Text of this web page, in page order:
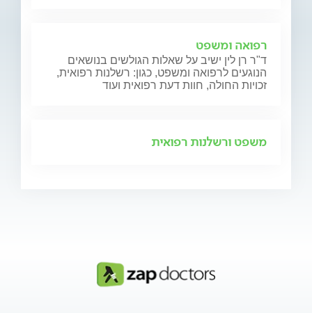
רפואה ומשפט
ד"ר רן לין ישיב על שאלות הגולשים בנושאים
הנוגעים לרפואה ומשפט, כגון: רשלנות רפואית,
זכויות החולה, חוות דעת רפואית ועוד
משפט ורשלנות רפואית